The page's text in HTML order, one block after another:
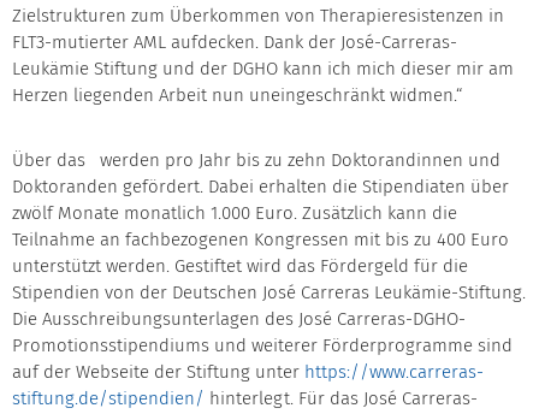
Zielstrukturen zum Überkommen von Therapieresistenzen in
FLT3-mutierter AML aufdecken. Dank der José-Carreras-
Leukämie Stiftung und der DGHO kann ich mich dieser mir am
Herzen liegenden Arbeit nun uneingeschränkt widmen.“
Über das
werden pro Jahr bis zu zehn Doktorandinnen und
Doktoranden gefördert. Dabei erhalten die Stipendiaten über
zwölf Monate monatlich 1.000 Euro. Zusätzlich kann die
Teilnahme an fachbezogenen Kongressen mit bis zu 400 Euro
unterstützt werden. Gestiftet wird das Fördergeld für die
Stipendien von der Deutschen José Carreras Leukämie-Stiftung.
Die Ausschreibungsunterlagen des José Carreras-DGHO-
Promotionsstipendiums und weiterer Förderprogramme sind
auf der Webseite der Stiftung unter https://www.carreras-
stiftung.de/stipendien/ hinterlegt. Für das José Carreras-